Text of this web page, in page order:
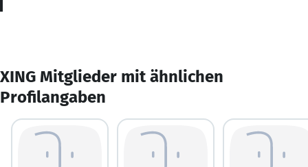
XING Mitglieder mit ähnlichen
Profilangaben